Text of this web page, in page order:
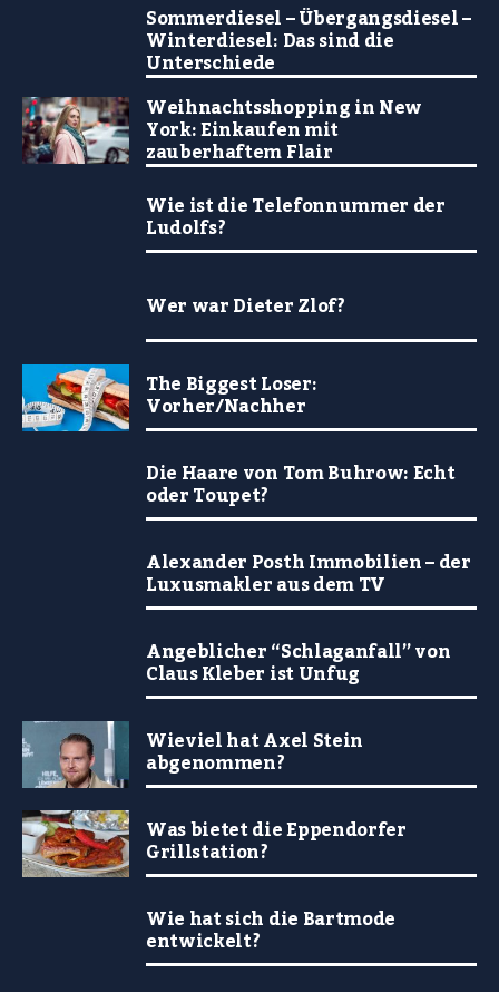
Sommerdiesel – Übergangsdiesel –
Winterdiesel: Das sind die
Unterschiede
Weihnachtsshopping in New
York: Einkaufen mit
zauberhaftem Flair
Wie ist die Telefonnummer der
Ludolfs?
Wer war Dieter Zlof?
The Biggest Loser:
Vorher/Nachher
Die Haare von Tom Buhrow: Echt
oder Toupet?
Alexander Posth Immobilien – der
Luxusmakler aus dem TV
Angeblicher “Schlaganfall” von
Claus Kleber ist Unfug
Wieviel hat Axel Stein
abgenommen?
Was bietet die Eppendorfer
Grillstation?
Wie hat sich die Bartmode
entwickelt?